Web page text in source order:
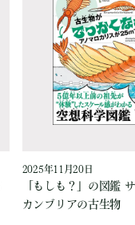
2025年11月20日
「もしも？」の図鑑
カンブリアの古生物